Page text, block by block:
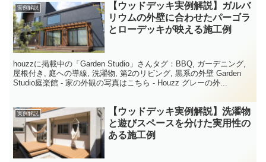
実例解説
【ウッドデッキ実例解説】ガルバ
リウムの外壁に合わせたパーゴラ
とローデッキが映える施工例
houzzに掲載中の「Garden Studio」さんタグ：BBQ, ガーデニング,
屋根付き, 庭への導線, 洗濯物, 第2のリビング, 黒系の外壁 Garden
Studio庭楽館 - 家の外観の写真はこちら - Houzz グレーの外...
実例解説
【ウッドデッキ実例解説】洗濯物
と遊びスペースを分けた実用性の
ある施工例